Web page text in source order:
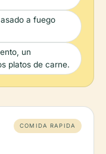
a fuego
un
platos de carne.
COMIDA RAPIDA